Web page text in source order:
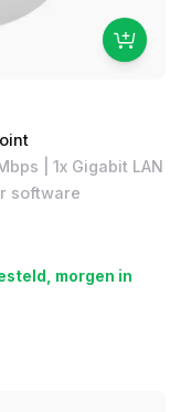
| 1x Gigabit LAN
software
morgen in